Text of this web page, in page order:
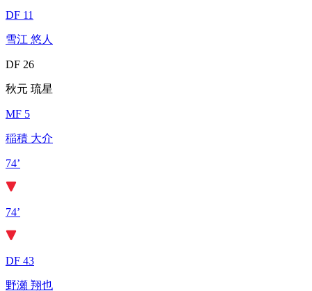
DF 11
雪江 悠人
DF 26
秋元 琉星
MF 5
稲積 大介
74’
74’
DF 43
野瀬 翔也